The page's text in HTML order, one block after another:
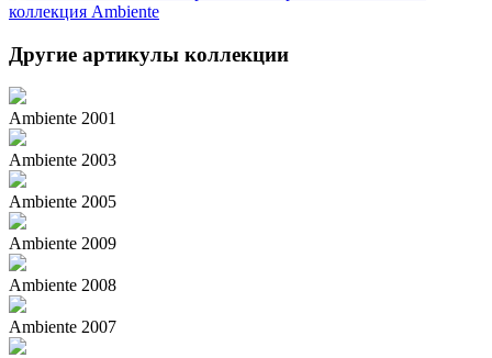
Другие артикулы коллекции
Ambiente 2001
Ambiente 2003
Ambiente 2005
Ambiente 2009
Ambiente 2008
Ambiente 2007